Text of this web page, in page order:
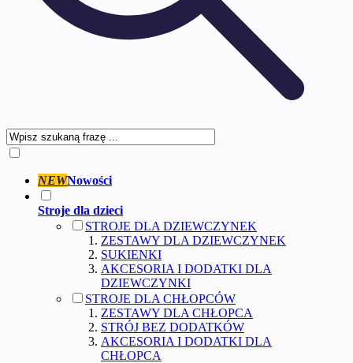
NEWNowości
Stroje dla dzieci
STROJE DLA DZIEWCZYNEK
ZESTAWY DLA DZIEWCZYNEK
SUKIENKI
AKCESORIA I DODATKI DLA
DZIEWCZYNKI
STROJE DLA CHŁOPCÓW
ZESTAWY DLA CHŁOPCA
STRÓJ BEZ DODATKÓW
AKCESORIA I DODATKI DLA
CHŁOPCA